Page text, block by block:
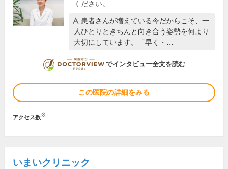
ください。
患者さんが増えている今だからこそ、一
人ひとりときちんと向き合う姿勢を何より
大切にしています。「早く・…
DOCTORVIEW
でインタビュー全文を読む
この医院の詳細をみる
アクセス数※
いまいクリニック